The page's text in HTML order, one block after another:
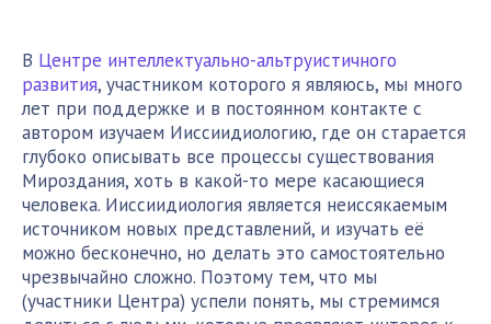
В Центре интеллектуально-альтруистичного
развития, участником которого я являюсь, мы много
лет при поддержке и в постоянном контакте с
автором изучаем Ииссиидиологию, где он старается
глубоко описывать все процессы существования
Мироздания, хоть в какой-то мере касающиеся
человека. Ииссиидиология является неиссякаемым
источником новых представлений, и изучать её
можно бесконечно, но делать это самостоятельно
чрезвычайно сложно. Поэтому тем, что мы
(участники Центра) успели понять, мы стремимся